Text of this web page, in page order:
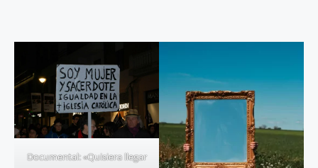
Documental: «Quisiera llegar